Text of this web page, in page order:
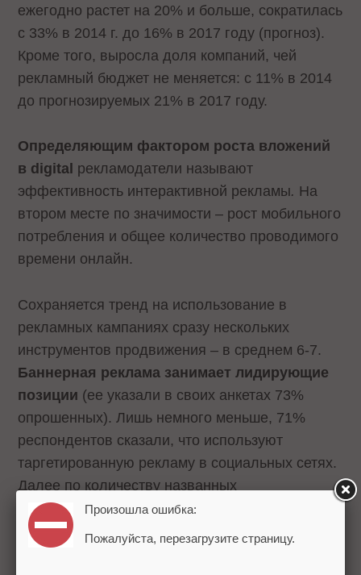
ежегодно растет на 20% и больше, сократилась
с 33% в 2014 г. до 16% в 2017 году (прогноз).
Кроме того, выросла доля компаний, чей
рекламный бюджет не меняется: с 11% в 2014
до прогнозируемых 21% в 2017 году.
Определяющим фактором роста вложений
в digital рекламодатели называют
эффективность интерактивной рекламы. На
втором месте по значимости – рост мобильного
потребления и общее количество проводимого
времени онлайн.
Сохраняется тренд на использование в
рекламных кампаниях сразу нескольких
инструментов продвижения – в среднем 6-7.
Баннерная реклама занимает лидирующие
позиции (ее указали в своих анкетах 73%
опрошенных). Лишь немного меньше, 71%
респондентов сказали, что используют
таргетированную рекламу в социальных сетях.
Далее по количеству названных
рекламодателями: контекстная реклама (64%),
специальные проекты (63%), digital video (53%).
Произошла ошибка:
Пожалуйста, перезагрузите страницу.